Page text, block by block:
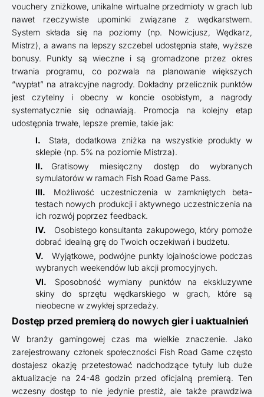
vouchery zniżkowe, unikalne wirtualne przedmioty w grach lub
nawet rzeczywiste upominki związane z wędkarstwem.
System składa się na poziomy (np. Nowicjusz, Wędkarz,
Mistrz), a awans na lepszy szczebel udostępnia stałe, wyższe
bonusy. Punkty są wieczne i są gromadzone przez okres
trwania programu, co pozwala na planowanie większych
“wypłat” na atrakcyjne nagrody. Dokładny przelicznik punktów
jest czytelny i obecny w koncie osobistym, a nagrody
systematycznie się odnawiają. Promocja na kolejny etap
udostępnia trwałe, lepsze premie, takie jak:
Stała, dodatkowa zniżka na wszystkie produkty w
sklepie (np. 5% na poziomie Mistrza).
Gratisowy miesięczny dostęp do wybranych
symulatorów w ramach Fish Road Game Pass.
Możliwość uczestniczenia w zamkniętych beta-
testach nowych produkcji i aktywnego uczestniczenia na
ich rozwój poprzez feedback.
Osobistego konsultanta zakupowego, który pomoże
dobrać idealną grę do Twoich oczekiwań i budżetu.
Wyjątkowe, podwójne punkty lojalnościowe podczas
wybranych weekendów lub akcji promocyjnych.
Sposobność wymiany punktów na ekskluzywne
skiny do sprzętu wędkarskiego w grach, które są
nieobecne w zwykłej sprzedaży.
Dostęp przed premierą do nowych gier i uaktualnień
W branży gamingowej czas ma wielkie znaczenie. Jako
zarejestrowany członek społeczności Fish Road Game często
dostajesz okazję przetestować nadchodzące tytuły lub duże
aktualizacje na 24-48 godzin przed oficjalną premierą. Ten
wczesny dostęp to nie jedynie prestiż, ale także prawdziwa